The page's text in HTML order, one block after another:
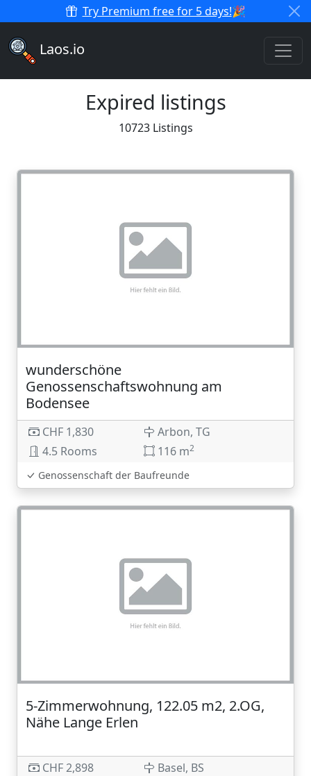
Try Premium free for 5 days!🎉
Laos.io
Expired listings
10723 Listings
wunderschöne
Genossenschaftswohnung am
Bodensee
CHF 1,830
4.5 Rooms
Arbon, TG
116 m2
Genossenschaft der Baufreunde
5-Zimmerwohnung, 122.05 m2, 2.OG,
Nähe Lange Erlen
CHF 2,898
Basel, BS